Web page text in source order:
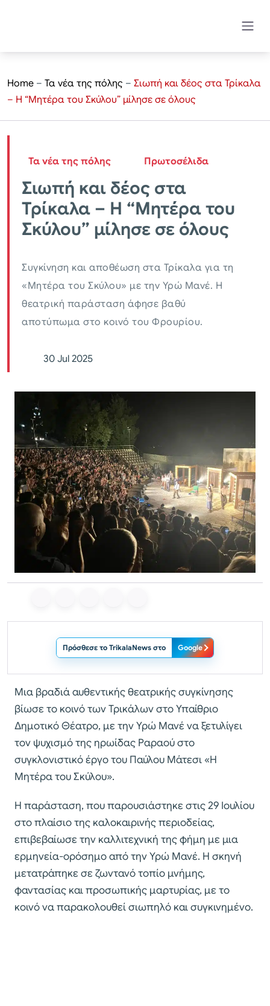
Home – Τα νέα της πόλης – Σιωπή και δέος στα Τρίκαλα
– Η “Μητέρα του Σκύλου” μίλησε σε όλους
Τα νέα της πόλης Πρωτοσέλιδα
Σιωπή και δέος στα
Τρίκαλα – Η “Μητέρα του
Σκύλου” μίλησε σε όλους
Συγκίνηση και αποθέωση στα Τρίκαλα για τη
«Μητέρα του Σκύλου» με την Υρώ Μανέ. Η
θεατρική παράσταση άφησε βαθύ
αποτύπωμα στο κοινό του Φρουρίου.
30 Jul 2025
Πρόσθεσε το TrikalaNews στο Google
Μια βραδιά αυθεντικής θεατρικής συγκίνησης
βίωσε το κοινό των Τρικάλων στο Υπαίθριο
Δημοτικό Θέατρο, με την Υρώ Μανέ να ξετυλίγει
τον ψυχισμό της ηρωίδας Ραραού στο
συγκλονιστικό έργο του Παύλου Μάτεσι «Η
Μητέρα του Σκύλου».
Η παράσταση, που παρουσιάστηκε στις 29 Ιουλίου
στο πλαίσιο της καλοκαιρινής περιοδείας,
επιβεβαίωσε την καλλιτεχνική της φήμη με μια
ερμηνεία-ορόσημο από την Υρώ Μανέ. Η σκηνή
μετατράπηκε σε ζωντανό τοπίο μνήμης,
φαντασίας και προσωπικής μαρτυρίας, με το
κοινό να παρακολουθεί σιωπηλό και συγκινημένο.